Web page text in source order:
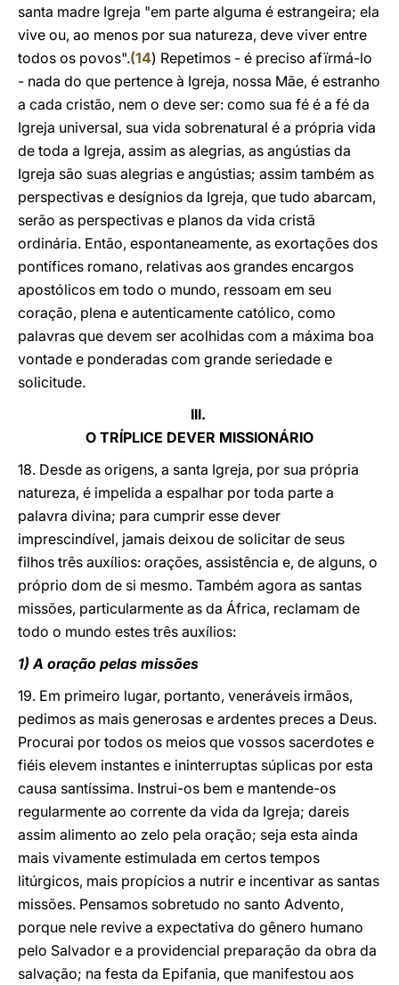
santa madre Igreja "em parte alguma é estrangeira; ela
vive ou, ao menos por sua natureza, deve viver entre
todos os povos".(14) Repetimos - é preciso afïrmá-lo
- nada do que pertence à Igreja, nossa Mãe, é estranho
a cada cristão, nem o deve ser: como sua fé é a fé da
Igreja universal, sua vida sobrenatural é a própria vida
de toda a Igreja, assim as alegrias, as angústias da
Igreja são suas alegrias e angústias; assim também as
perspectivas e desígnios da Igreja, que tudo abarcam,
serão as perspectivas e planos da vida cristã
ordinária. Então, espontaneamente, as exortações dos
pontífices romano, relativas aos grandes encargos
apostólicos em todo o mundo, ressoam em seu
coração, plena e autenticamente católico, como
palavras que devem ser acolhidas com a máxima boa
vontade e ponderadas com grande seriedade e
solicitude.
III.
O TRÍPLICE DEVER MISSIONÁRIO
18. Desde as origens, a santa Igreja, por sua própria
natureza, é impelida a espalhar por toda parte a
palavra divina; para cumprir esse dever
imprescindível, jamais deixou de solicitar de seus
filhos três auxílios: orações, assistência e, de alguns, o
próprio dom de si mesmo. Também agora as santas
missões, particularmente as da África, reclamam de
todo o mundo estes três auxílios:
1) A oração pelas missões
19. Em primeiro lugar, portanto, veneráveis irmãos,
pedimos as mais generosas e ardentes preces a Deus.
Procurai por todos os meios que vossos sacerdotes e
fiéis elevem instantes e ininterruptas súplicas por esta
causa santíssima. Instrui-os bem e mantende-os
regularmente ao corrente da vida da Igreja; dareis
assim alimento ao zelo pela oração; seja esta ainda
mais vivamente estimulada em certos tempos
litúrgicos, mais propícios a nutrir e incentivar as santas
missões. Pensamos sobretudo no santo Advento,
porque nele revive a expectativa do gênero humano
pelo Salvador e a providencial preparação da obra da
salvação; na festa da Epifania, que manifestou aos